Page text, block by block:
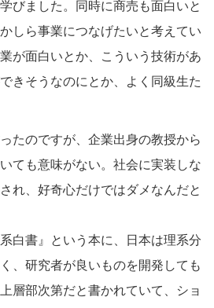
びました。同時に商売も面白いと
しら事業につなげたいと考えてい
が面白いとか、こういう技術があ
きそうなのにとか、よく同級生た
たのですが、企業出身の教授から
ても意味がない。社会に実装しな
れ、好奇心だけではダメなんだと
白書』という本に、日本は理系分
、研究者が良いものを開発しても
層部次第だと書かれていて、ショ